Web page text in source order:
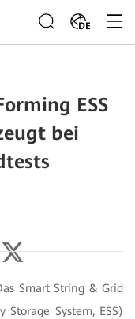
DE
ESS
bei
Smart String & Grid
Storage System, ESS)